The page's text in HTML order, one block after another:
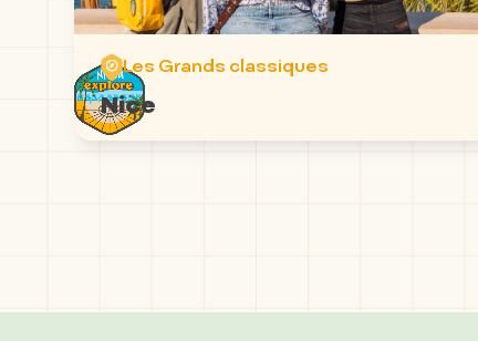
Les Grands classiques
Nice